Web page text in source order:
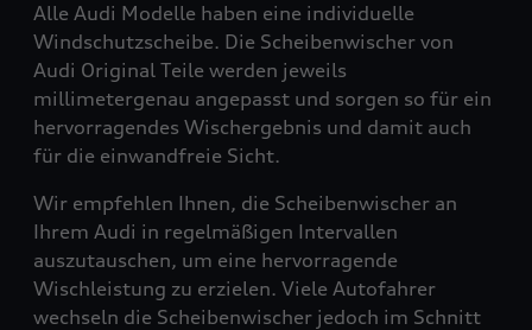
Alle Audi Modelle haben eine individuelle
Windschutzscheibe. Die Scheibenwischer von
Audi Original Teile werden jeweils
millimetergenau angepasst und sorgen so für ein
hervorragendes Wischergebnis und damit auch
für die einwandfreie Sicht.
Wir empfehlen Ihnen, die Scheibenwischer an
Ihrem Audi in regelmäßigen Intervallen
auszutauschen, um eine hervorragende
Wischleistung zu erzielen. Viele Autofahrer
wechseln die Scheibenwischer jedoch im Schnitt